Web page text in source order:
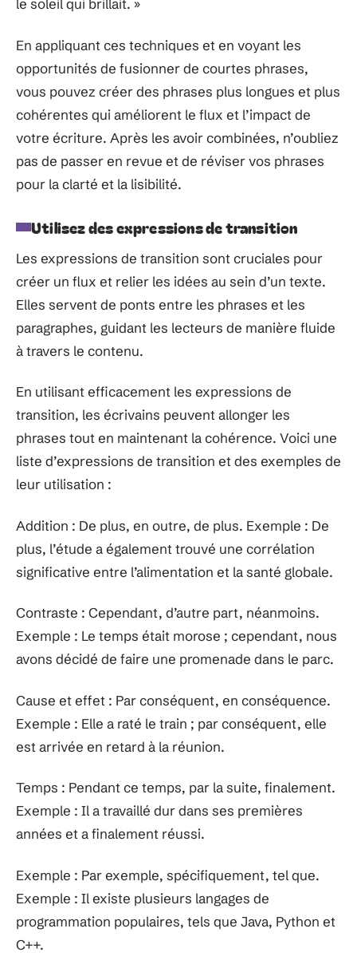
le soleil qui brillait. »
En appliquant ces techniques et en voyant les
opportunités de fusionner de courtes phrases,
vous pouvez créer des phrases plus longues et plus
cohérentes qui améliorent le flux et l’impact de
votre écriture. Après les avoir combinées, n’oubliez
pas de passer en revue et de réviser vos phrases
pour la clarté et la lisibilité.
Utilisez des expressions de transition
Les expressions de transition sont cruciales pour
créer un flux et relier les idées au sein d’un texte.
Elles servent de ponts entre les phrases et les
paragraphes, guidant les lecteurs de manière fluide
à travers le contenu.
En utilisant efficacement les expressions de
transition, les écrivains peuvent allonger les
phrases tout en maintenant la cohérence. Voici une
liste d’expressions de transition et des exemples de
leur utilisation :
Addition : De plus, en outre, de plus. Exemple : De
plus, l’étude a également trouvé une corrélation
significative entre l’alimentation et la santé globale.
Contraste : Cependant, d’autre part, néanmoins.
Exemple : Le temps était morose ; cependant, nous
avons décidé de faire une promenade dans le parc.
Cause et effet : Par conséquent, en conséquence.
Exemple : Elle a raté le train ; par conséquent, elle
est arrivée en retard à la réunion.
Temps : Pendant ce temps, par la suite, finalement.
Exemple : Il a travaillé dur dans ses premières
années et a finalement réussi.
Exemple : Par exemple, spécifiquement, tel que.
Exemple : Il existe plusieurs langages de
programmation populaires, tels que Java, Python et
C++.